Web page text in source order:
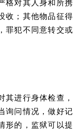
格对其人身和所携
收；其他物品征得
罪犯不同意转交或
进行身体检查，
询问情况，做好记
形的，监狱可以提